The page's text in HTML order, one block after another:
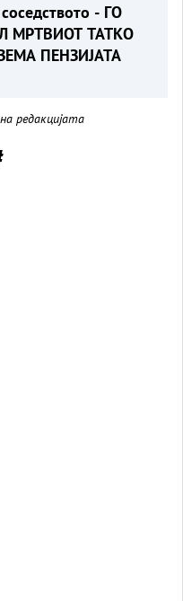
- ГО
МРТВИОТ ТАТКО
ПЕНЗИЈАТА
редакцијата